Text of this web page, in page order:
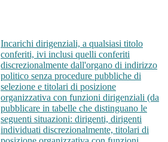
Incarichi dirigenziali, a qualsiasi titolo
conferiti, ivi inclusi quelli conferiti
discrezionalmente dall'organo di indirizzo
politico senza procedure pubbliche di
selezione e titolari di posizione
organizzativa con funzioni dirigenziali (da
pubblicare in tabelle che distinguano le
seguenti situazioni: dirigenti, dirigenti
individuati discrezionalmente, titolari di